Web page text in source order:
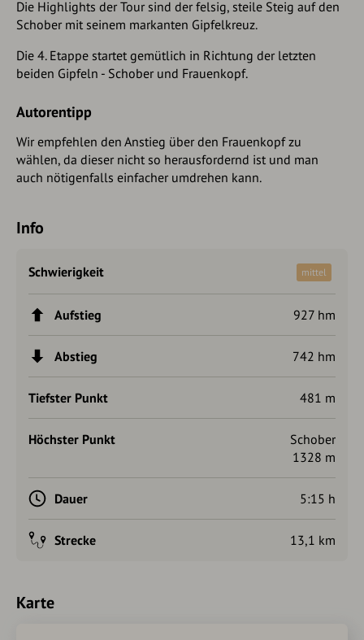
Die Highlights der Tour sind der felsig, steile Steig auf den
Schober mit seinem markanten Gipfelkreuz.
Die 4. Etappe startet gemütlich in Richtung der letzten
beiden Gipfeln - Schober und Frauenkopf.
Autorentipp
Wir empfehlen den Anstieg über den Frauenkopf zu
wählen, da dieser nicht so herausfordernd ist und man
auch nötigenfalls einfacher umdrehen kann.
Info
Schwierigkeit mittel
Aufstieg 927 hm
Abstieg 742 hm
Tiefster Punkt 481 m
Höchster Punkt
Schober
1328 m
Dauer 5:15 h
Strecke 13,1 km
Karte